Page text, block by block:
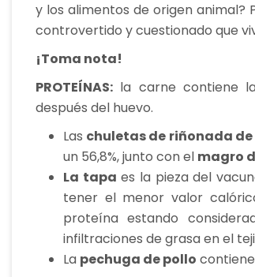
y los alimentos de origen animal?
controvertido y cuestionado que
¡Toma nota!
PROTEÍNAS: la carne contiene
después del huevo.
Las chuletas de riñonada de
un 56,8%, junto con el magro
La tapa es la pieza del
tener el menor valor
proteína estando
infiltraciones de grasa en el
La pechuga de pollo